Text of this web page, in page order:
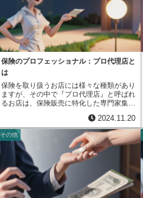
保険のプロフェッショナル：プロ代理店と
は
保険を取り扱うお店には様々な種類があり
ますが、その中で『プロ代理店』と呼ばれ
るお店は、保険販売に特化した専門家集団
思いがけない事故や災害など、様々な危険
が潜んでいます。そうした不測の事態か
ら、大切な自分や家族を守るために、保険
は欠かせないものとなっています。保険に
はたくさんの種類があり、それぞれ保障内
容や保険料も違います。自分に本当に必要
な保障はどれなのか、どの保険会社を選ぶ
べきなのか、迷ってしまうことも多いはず
です。そんな時、プロ代理店は強い味方と
2024.11.20
その他